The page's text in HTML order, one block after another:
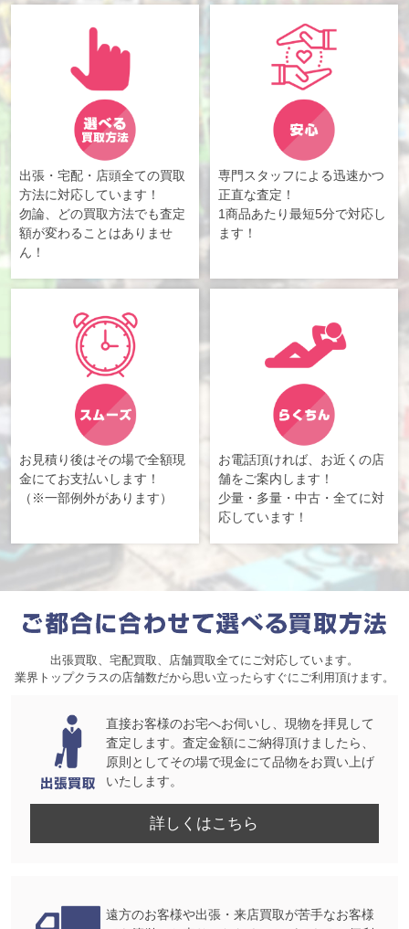
出張・宅配・店頭全ての買取
方法に対応しています！
勿論、どの買取方法でも査定
額が変わることはありませ
ん！
専門スタッフによる迅速かつ
正直な査定！
1商品あたり最短5分で対応し
ます！
お見積り後はその場で全額現
金にてお支払いします！
（※一部例外があります）
お電話頂ければ、お近くの店
舗をご案内します！
少量・多量・中古・全てに対
応しています！
出張買取、宅配買取、店舗買取全てにご対応しています。
業界トップクラスの店舗数だから思い立ったらすぐにご利用頂けます。
直接お客様のお宅へお伺いし、現物を拝見して
査定します。査定金額にご納得頂けましたら、
原則としてその場で現金にて品物をお買い上げ
いたします。
詳しくはこちら
遠方のお客様や出張・来店買取が苦手なお客様